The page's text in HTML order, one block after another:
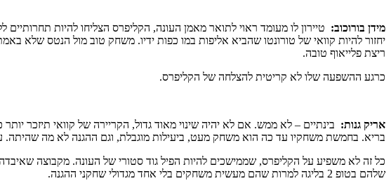
מידן בורוכוב:
יחזור להיות קוואי של טורונטו שהביא אליפות במו כפות ידיו. משחק טוב מול הנטס שלא
ריצת פלייאוף טובה.
כרגע ההשפעה שלו לא קריטית להצלחה של הקליפרס.
אריק גנות:
בריא. בחמשת משחקיו עד כה הוא משחק מעט, ביעילות מוגבלת, וגם ההגנה לא מה שהיתה.
שלהם בטופ 2 בליגה למרות שהם מעשית משחקים בלי אחד מגדולי שחקני ההגנה.